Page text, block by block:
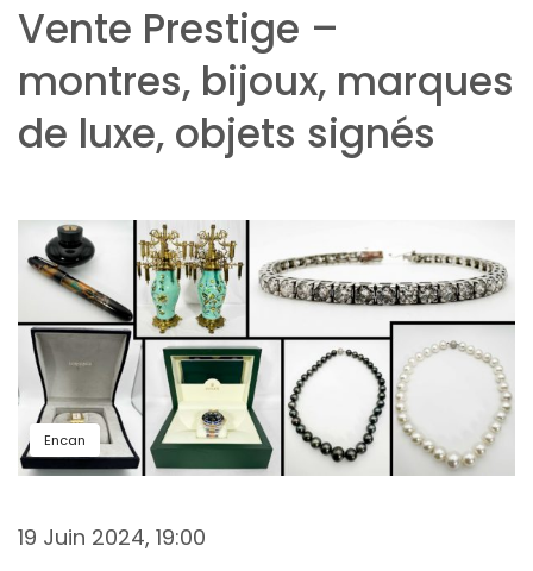
Vente Prestige –
montres, bijoux, marques
de luxe, objets signés
Encan
19 Juin 2024, 19:00